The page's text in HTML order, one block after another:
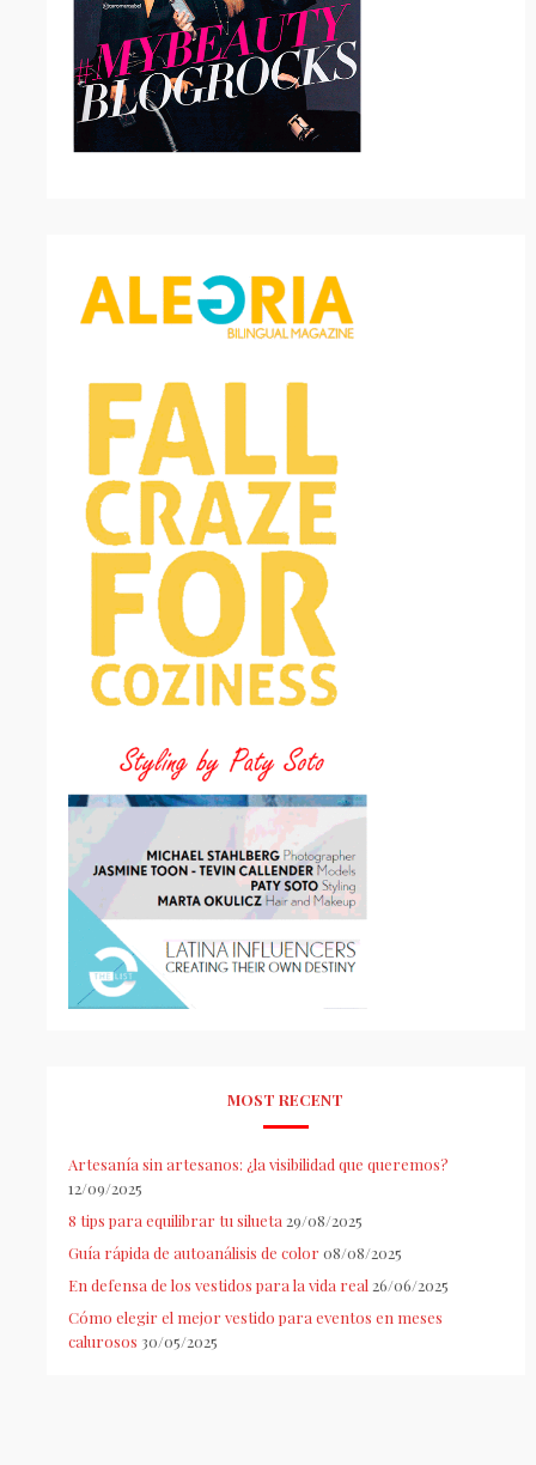
MOST RECENT
Artesanía sin artesanos: ¿la visibilidad que queremos?
12/09/2025
8 tips para equilibrar tu silueta 29/08/2025
Guía rápida de autoanálisis de color 08/08/2025
En defensa de los vestidos para la vida real 26/06/2025
Cómo elegir el mejor vestido para eventos en meses
calurosos 30/05/2025